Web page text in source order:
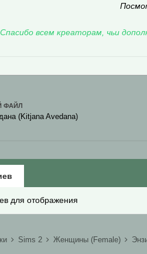
Спасибо всем креаторам, чьи
ФАЙЛ
(Kitjana Avedana)
для отображения
Sims 2 Женщины (Female)